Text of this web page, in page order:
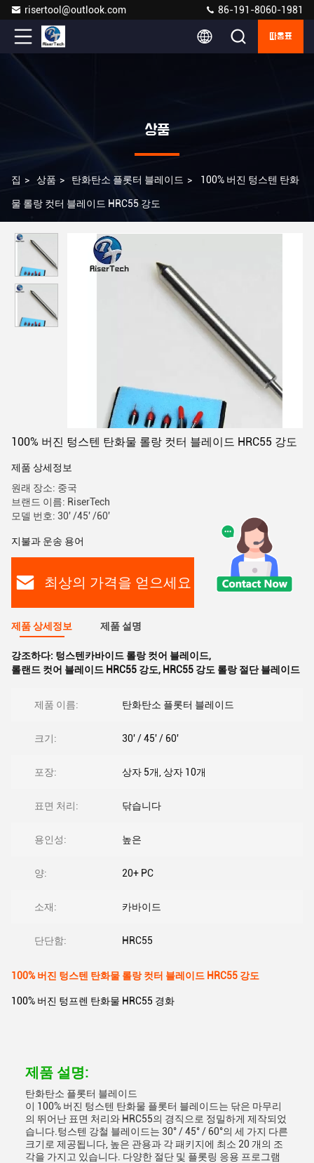
risertool@outlook.com 86-191-8060-1981
따옴표
상품
집 > 상품 > 탄화탄소 플롯터 블레이드 > 100% 버진 텅스텐 탄화
물 롤랑 컷터 블레이드 HRC55 강도
100% 버진 텅스텐 탄화물 롤랑 컷터 블레이드 HRC55 강도
제품 상세정보
원래 장소: 중국
브랜드 이름: RiserTech
모델 번호: 30' /45' /60'
지불과 운송 용어
최상의 가격을 얻으세요
제품 상세정보 제품 설명
강조하다: 텅스텐카바이드 롤랑 컷어 블레이드,
롤랜드 컷어 블레이드 HRC55 강도, HRC55 강도 롤랑 절단 블레이드
제품 이름: 탄화탄소 플롯터 블레이드
크기: 30' / 45' / 60'
포장: 상자 5개, 상자 10개
표면 처리: 닦습니다
용인성: 높은
양: 20+ PC
소재: 카바이드
단단함: HRC55
100% 버진 텅스텐 탄화물 롤랑 컷터 블레이드 HRC55 강도
100% 버진 텅프렌 탄화물 HRC55 경화
제품 설명:
탄화탄소 플롯터 블레이드
이 100% 버진 텅스텐 탄화물 플롯터 블레이드는 닦은 마무리
의 뛰어난 표면 처리와 HRC55의 경직으로 정밀하게 제작되었
습니다.텅스텐 강철 블레이드는 30° / 45° / 60°의 세 가지 다른
크기로 제공됩니다, 높은 관용과 각 패키지에 최소 20 개의 조
각을 가지고 있습니다. 다양한 절단 및 플롯링 응용 프로그램